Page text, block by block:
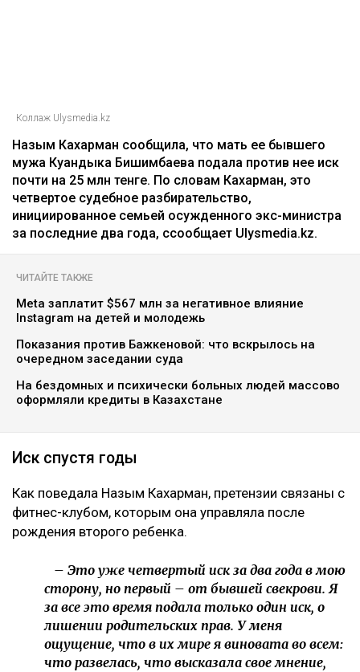
Коллаж Ulysmedia.kz
Назым Кахарман сообщила, что мать ее бывшего
мужа Куандыка Бишимбаева подала против нее иск
почти на 25 млн тенге. По словам Кахарман, это
четвертое судебное разбирательство,
инициированное семьей осужденного экс-министра
за последние два года, ссообщает Ulysmedia.kz.
ЧИТАЙТЕ ТАКЖЕ
Meta заплатит $567 млн за негативное влияние
Instagram на детей и молодежь
Показания против Бажкеновой: что вскрылось на
очередном заседании суда
На бездомных и психически больных людей массово
оформляли кредиты в Казахстане
Иск спустя годы
Как поведала Назым Кахарман, претензии связаны с
фитнес-клубом, которым она управляла после
рождения второго ребенка.
– Это уже четвертый иск за два года в мою
сторону, но первый – от бывшей свекрови. Я
за все это время подала только один иск, о
лишении родительских прав. У меня
ощущение, что в их мире я виновата во всем:
что развелась, что высказала свое мнение,